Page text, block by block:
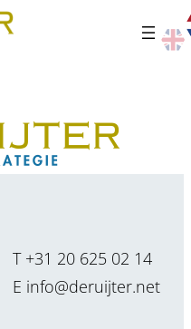
T +31 20 625 02 14
E info@deruijter.net